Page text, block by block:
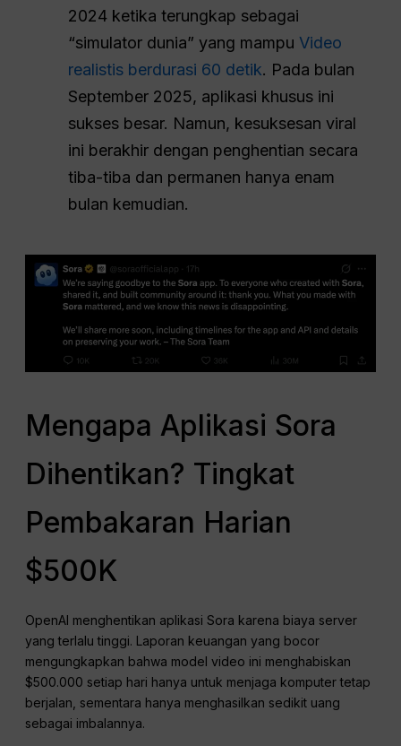
2024 ketika terungkap sebagai
“simulator dunia” yang mampuVideo
realistis berdurasi 60 detik. Pada bulan
September 2025, aplikasi khusus ini
sukses besar. Namun, kesuksesan viral
ini berakhir dengan penghentian secara
tiba-tiba dan permanen hanya enam
bulan kemudian.
Mengapa Aplikasi Sora
Dihentikan? Tingkat
Pembakaran Harian
$500K
OpenAI menghentikan aplikasi Sora karena biaya server
yang terlalu tinggi. Laporan keuangan yang bocor
mengungkapkan bahwa model video ini menghabiskan
$500.000 setiap hari hanya untuk menjaga komputer tetap
berjalan, sementara hanya menghasilkan sedikit uang
sebagai imbalannya.